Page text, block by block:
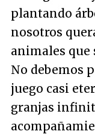
plantando
nosotros
animales que
No debemos
juego casi
granjas